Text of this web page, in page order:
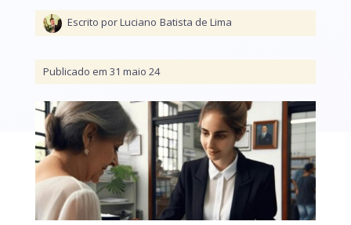
Escrito por Luciano Batista de Lima
Publicado em 31 maio 24